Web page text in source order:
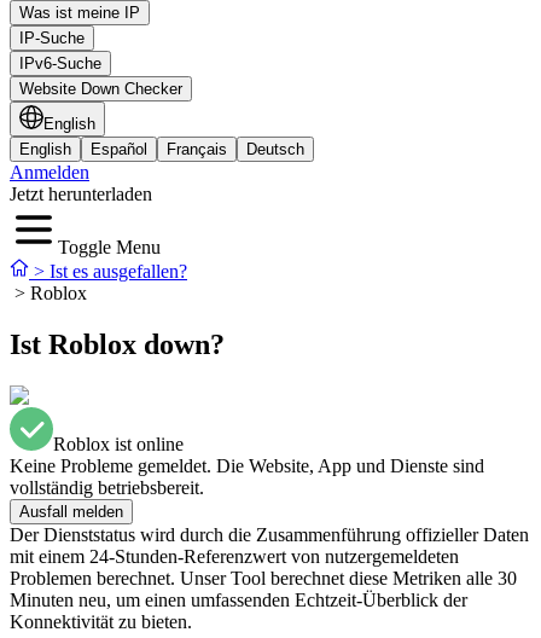
Was ist meine IP
IP-Suche
IPv6-Suche
Website Down Checker
English
English
Español Français Deutsch
Anmelden
Jetzt herunterladen
Toggle Menu
> Ist es ausgefallen?
> Roblox
Ist Roblox down?
Roblox ist online
Keine Probleme gemeldet. Die Website, App und Dienste sind
vollständig betriebsbereit.
Ausfall melden
Der Dienststatus wird durch die Zusammenführung offizieller Daten
mit einem 24-Stunden-Referenzwert von nutzergemeldeten
Problemen berechnet. Unser Tool berechnet diese Metriken alle 30
Minuten neu, um einen umfassenden Echtzeit-Überblick der
Konnektivität zu bieten.